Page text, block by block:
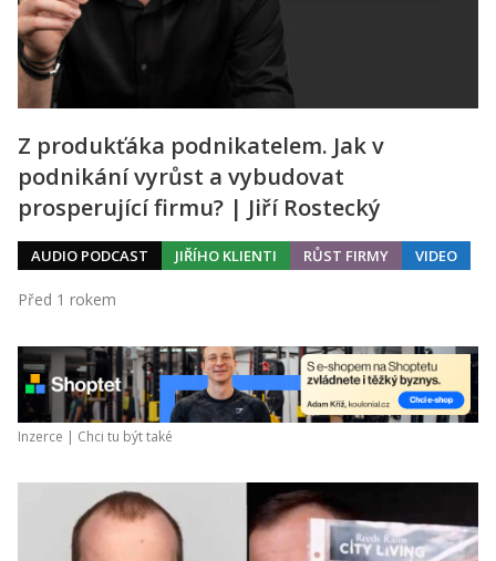
Z produkťáka podnikatelem. Jak v
podnikání vyrůst a vybudovat
prosperující firmu? | Jiří Rostecký
AUDIO PODCAST JIŘÍHO KLIENTI RŮST FIRMY VIDEO
Před 1 rokem
Inzerce | Chci tu být také